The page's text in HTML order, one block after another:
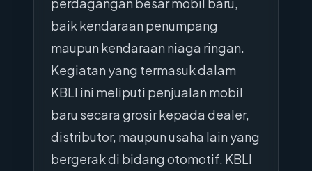
baik kendaraan penumpang
maupun kendaraan niaga ringan.
Kegiatan yang termasuk dalam
KBLI ini meliputi penjualan mobil
baru secara grosir kepada dealer,
distributor, maupun usaha lain yang
bergerak di bidang otomotif. KBLI